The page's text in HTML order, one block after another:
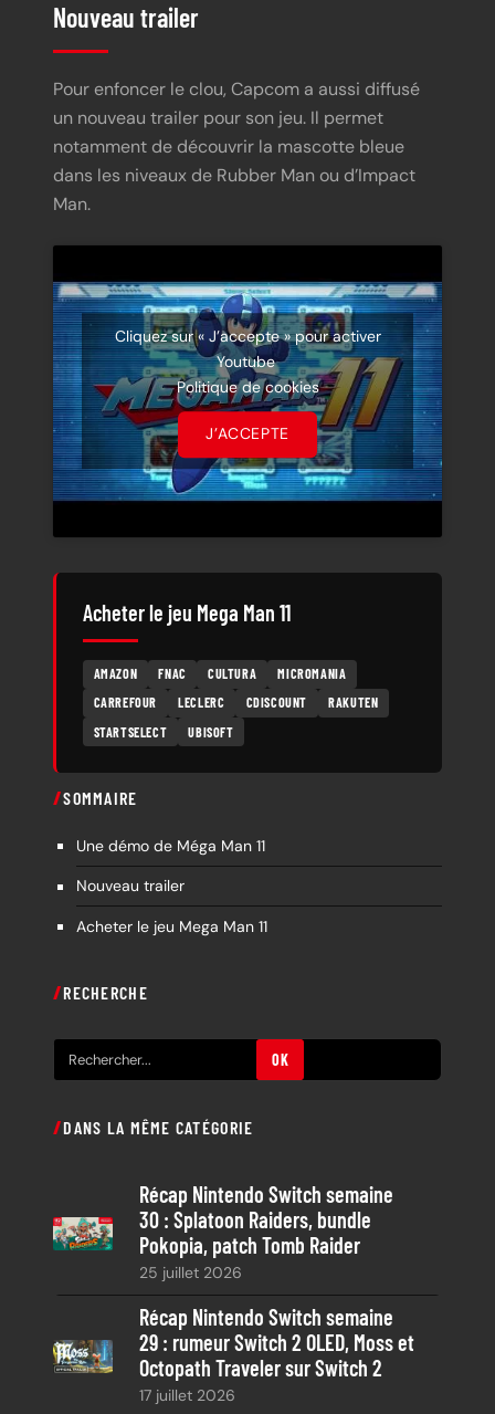
Nouveau trailer
Pour enfoncer le clou, Capcom a aussi diffusé
un nouveau trailer pour son jeu. Il permet
notamment de découvrir la mascotte bleue
dans les niveaux de Rubber Man ou d’Impact
Man.
Cliquez sur « J’accepte » pour activer
Youtube
Politique de cookies
J’ACCEPTE
Acheter le jeu Mega Man 11
AMAZON FNAC CULTURA
MICROMANIA
CARREFOUR
LECLERC CDISCOUNT
RAKUTEN
STARTSELECT
UBISOFT
SOMMAIRE
Une démo de Méga Man 11
Nouveau trailer
Acheter le jeu Mega Man 11
RECHERCHE
e
h
c
h
OK
DANS LA MÊME CATÉGORIE
Récap Nintendo Switch semaine
30 : Splatoon Raiders, bundle
Pokopia, patch Tomb Raider
25 juillet 2026
Récap Nintendo Switch semaine
29 : rumeur Switch 2 OLED, Moss et
Octopath Traveler sur Switch 2
17 juillet 2026